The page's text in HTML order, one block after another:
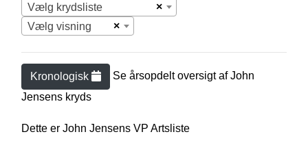
×
Vælg krydsliste
×
Vælg visning
Kronologisk Se årsopdelt oversigt afJohn
Jensens kryds
Dette er John Jensens VP Artsliste